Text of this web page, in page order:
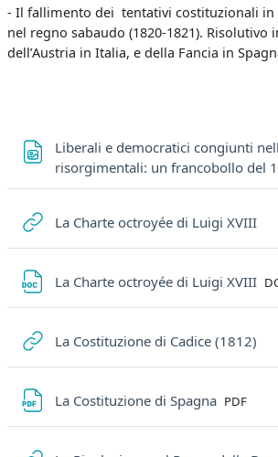
- Il fallimento dei tentativi costituzionali in
nel regno sabaudo (1820-1821). Risolutivo
dell’Austria in Italia, e della Fancia in
Liberali e democratici congiunti
risorgimentali: un francobollo del
La Charte octroyée di Luigi XVIIIURL
La Charte octroyée di Luigi XVIII
La Costituzione di Cadice (1812)
La Costituzione di Spagna File
PDF